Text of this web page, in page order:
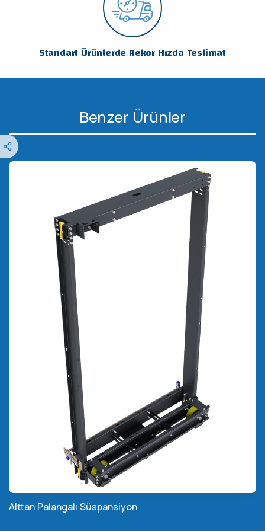
Standart Ürünlerde Rekor Hızda Teslimat
Benzer Ürünler
Alttan Palangalı Süspansiyon